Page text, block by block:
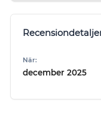
När:
december 2025